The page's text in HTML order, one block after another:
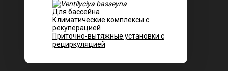
Для бассейна
Климатические комплексы с
рекуперацией
Приточно-вытяжные установки с
рециркуляцией